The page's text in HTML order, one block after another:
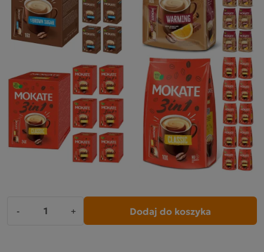
- + Dodaj do koszyka